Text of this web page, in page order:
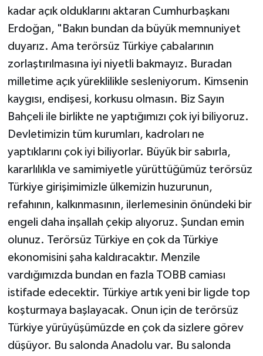
kadar açık olduklarını aktaran Cumhurbaşkanı
Erdoğan, "Bakın bundan da büyük memnuniyet
duyarız. Ama terörsüz Türkiye çabalarının
zorlaştırılmasına iyi niyetli bakmayız. Buradan
milletime açık yüreklilikle sesleniyorum. Kimsenin
kaygısı, endişesi, korkusu olmasın. Biz Sayın
Bahçeli ile birlikte ne yaptığımızı çok iyi biliyoruz.
Devletimizin tüm kurumları, kadroları ne
yaptıklarını çok iyi biliyorlar. Büyük bir sabırla,
kararlılıkla ve samimiyetle yürüttüğümüz terörsüz
Türkiye girişimimizle ülkemizin huzurunun,
refahının, kalkınmasının, ilerlemesinin önündeki bir
engeli daha inşallah çekip alıyoruz. Şundan emin
olunuz. Terörsüz Türkiye en çok da Türkiye
ekonomisini şaha kaldıracaktır. Menzile
vardığımızda bundan en fazla TOBB camiası
istifade edecektir. Türkiye artık yeni bir ligde top
koşturmaya başlayacak. Onun için de terörsüz
Türkiye yürüyüşümüzde en çok da sizlere görev
düşüyor. Bu salonda Anadolu var. Bu salonda